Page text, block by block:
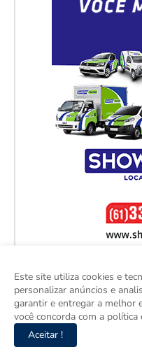
Este site utiliza cookies e
personalizar anúncios e
garantir e entregar a melhor
você concorda com a
Aceitar !